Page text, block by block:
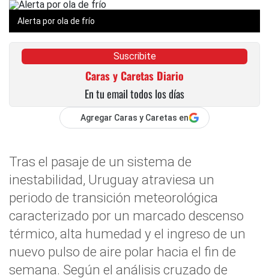
Alerta por ola de frío
Suscribite
Caras y Caretas Diario
En tu email todos los días
Agregar Caras y Caretas en
Tras el pasaje de un sistema de
inestabilidad, Uruguay atraviesa un
periodo de transición meteorológica
caracterizado por un marcado descenso
térmico, alta humedad y el ingreso de un
nuevo pulso de aire polar hacia el fin de
semana. Según el análisis cruzado de